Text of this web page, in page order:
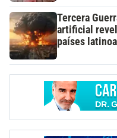
Tercera
artificial
países